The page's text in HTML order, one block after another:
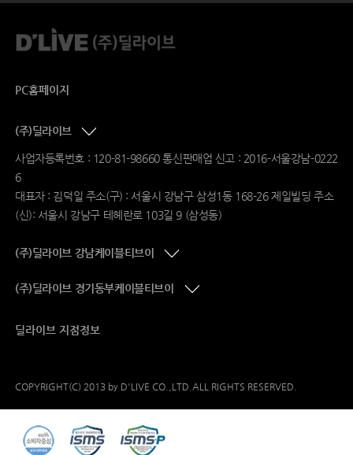
PC홈페이지
(주)딜라이브
사업자등록번호 : 120-81-98660 통신판매업 신고 : 2016-서울강남-0222
6
대표자 : 김덕일 주소(구) : 서울시 강남구 삼성1동 168-26 제일빌딩 주소
(신): 서울시 강남구 테헤란로 103길 9 (삼성동)
(주)딜라이브 강남케이블티브이
(주)딜라이브 경기동부케이블티브이
딜라이브 지점정보
COPYRIGHT(C) 2013 by D'LIVE CO.,LTD.ALL RIGHTS RESERVED.